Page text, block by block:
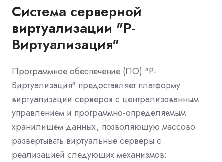
Система серверной
виртуализации "Р-
Виртуализация"
Программное обеспечение (ПО) "Р-
Виртуализация" предоставляет платформу
виртуализации серверов с централизованным
управлением и программно-определяемым
хранилищем данных, позволяющую массово
развертывать виртуальные серверы с
реализацией следующих механизмов: